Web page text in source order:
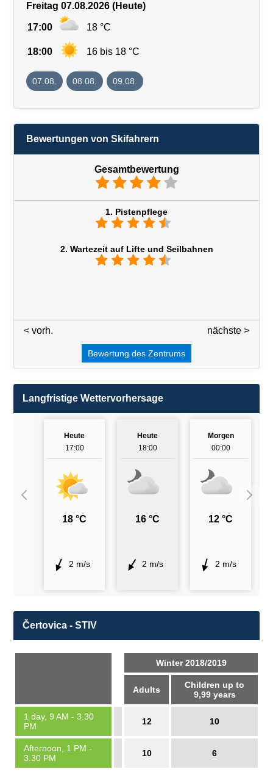
Freitag 07.08.2026 (Heute)
17:00 18 °C
18:00 16 bis 18 °C
07.08. 08.08. 09.08.
Bewertungen von Skifahrern
Gesamtbewertung
1. Pistenpflege
2. Wartezeit auf Lifte und Seilbahnen
nächste >
< vorh.
Bewertung des Zentrums
Langfristige Wettervorhersage
Heute
17:00
18 °C
2 m/s
Heute
18:00
16 °C
2 m/s
Morgen
00:00
12 °C
2 m/s
Čertovica - STIV
Winter 2018/2019
Adults
Children up to
9,99 years
1 day, 9 AM - 3.30
PM
12 10
Afternoon, 1 PM -
3.30 PM
10 6